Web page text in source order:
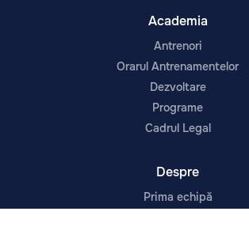
Academia
Antrenori
Orarul Antrenamentelor
Dezvoltare
Programe
Cadrul Legal
Despre
Prima echipă